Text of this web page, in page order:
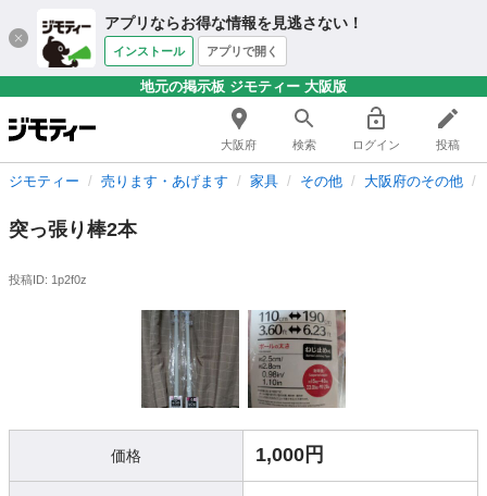
アプリならお得な情報を見逃さない！
インストール アプリで開く
地元の掲示板 ジモティー 大阪版
大阪府 検索 ログイン 投稿
ジモティー 売ります・あげます 家具 その他 大阪府のその他
突っ張り棒2本
投稿ID: 1p2f0z
価格 1,000円